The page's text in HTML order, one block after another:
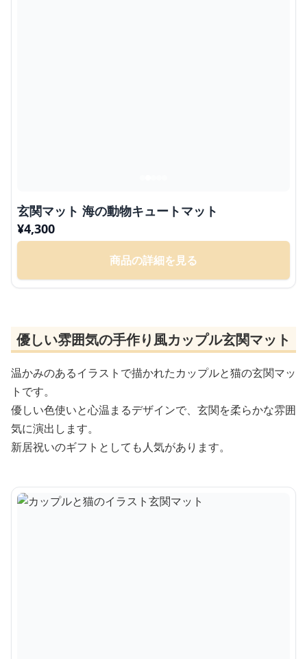
玄関マット 海の動物キュートマット
¥4,300
商品の詳細を見る
優しい雰囲気の手作り風カップル玄関マット
温かみのあるイラストで描かれたカップルと猫の玄関マッ
トです。
優しい色使いと心温まるデザインで、玄関を柔らかな雰囲
気に演出します。
新居祝いのギフトとしても人気があります。